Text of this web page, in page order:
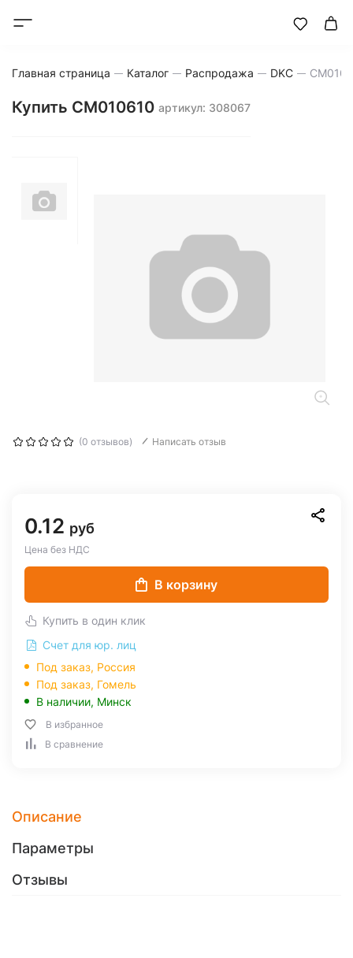
Главная страница Каталог Распродажа DKC
Купить CM010610 артикул: 308067
(0 отзывов) Написать отзыв
0.12 руб
Цена без НДС
В корзину
Купить в один клик
Счет для юр. лиц
Под заказ, Россия
Под заказ, Гомель
В наличии, Минск
В избранное
В сравнение
Описание
Параметры
Отзывы